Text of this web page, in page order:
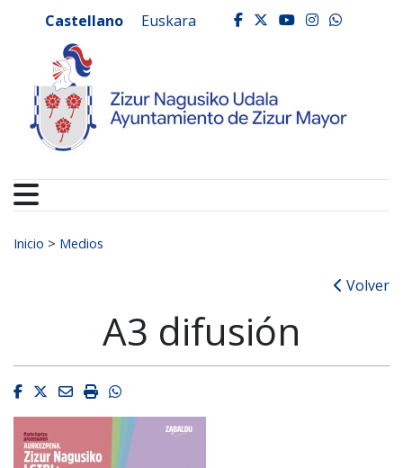
Ayuntamiento de
Castellano Euskara facebook
twitter
youtube
Buscar:
Inicio > Medios
Volver
A3 difusión
Facebook
Twitter
EmailImprimirWhatsapp